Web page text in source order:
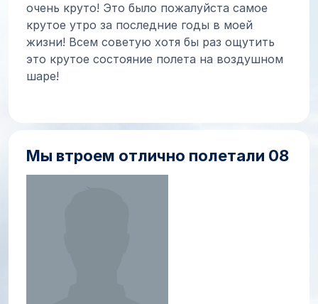
очень круто! Это было пожалуйста самое
крутое утро за последние годы в моей
жизни! Всем советую хотя бы раз ощутить
это крутое состояние полета на воздушном
шаре!
Мы втроем отлично полетали 08